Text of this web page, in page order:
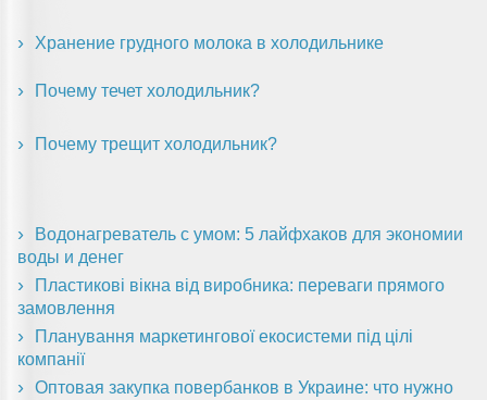
Хранение грудного молока в холодильнике
Почему течет холодильник?
Почему трещит холодильник?
Водонагреватель с умом: 5 лайфхаков для экономии
воды и денег
Пластикові вікна від виробника: переваги прямого
замовлення
Планування маркетингової екосистеми під цілі
компанії
Оптовая закупка повербанков в Украине: что нужно